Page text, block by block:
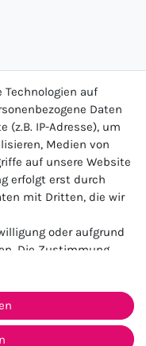
AGB
Technologien auf
Daten
(z.B. IP-Adresse), um
Medien von
auf unsere Website
erfolgt erst durch
mit Dritten, die wir
oder aufgrund
Die Zustimmung
besteht das Recht,
Beachten Sie unser
Verwendung